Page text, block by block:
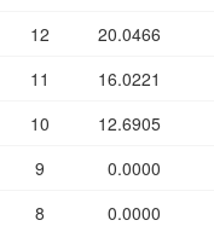
12 20.0466
11 16.0221
10 12.6905
9 0.0000
8 0.0000